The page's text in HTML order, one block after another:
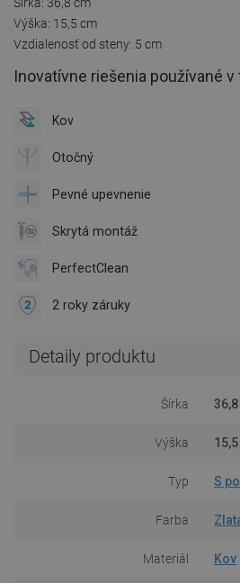
Výška: 15,5 cm
Vzdialenosť od steny: 5 cm
Inovatívne riešenia používané
Kov
Otočný
Pevné upevnenie
Skrytá montáž
PerfectClean
2 roky záruky
Detaily produktu
Šírka
Výška
Typ S
Farba
Materiál Kov